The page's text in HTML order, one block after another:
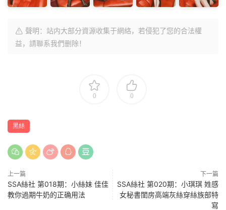
聲明：站内大部分資源收集于網絡，若侵犯了您的合法權
益，請聯系我們删除！
0 0
黑絲
上一篇
SSA絲社 第018期：小絲妹 佳佳
教你過期牛奶的正确用法
下一篇
SSA絲社 第020期：小琪琪 姓感
女秘書閨房高端灰絲穿絲族部特
寫